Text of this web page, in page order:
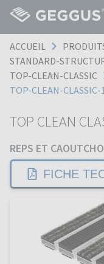
ACCUEIL
STANDARD-
TOP-CLEAN-CLASSIC
TOP-CLEAN-
TOP CLEAN
REPS ET
FICHE